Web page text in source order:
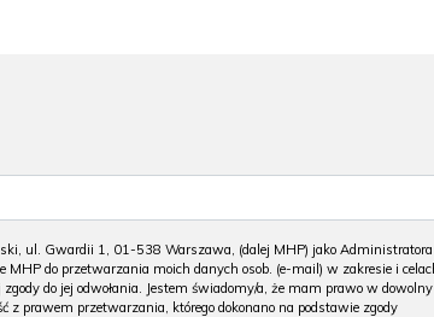
ul. Gwardii 1, 01-538 Warszawa, (dalej MHP) jako Administratora
MHP do przetwarzania moich danych osob. (e-mail) w zakresie i
do jej odwołania. Jestem świadomy/a, że mam prawo w
z prawem przetwarzania, którego dokonano na podstawie zgody